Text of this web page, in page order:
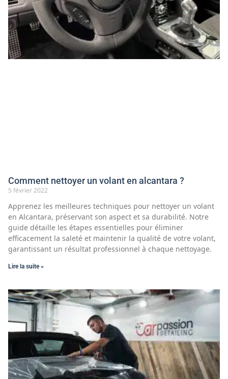
Comment nettoyer un volant en alcantara ?
5 février 2022
Apprenez les meilleures techniques pour nettoyer un volant
en Alcantara, préservant son aspect et sa durabilité. Notre
guide détaille les étapes essentielles pour éliminer
efficacement la saleté et maintenir la qualité de votre volant,
garantissant un résultat professionnel à chaque nettoyage.
Lire la suite »